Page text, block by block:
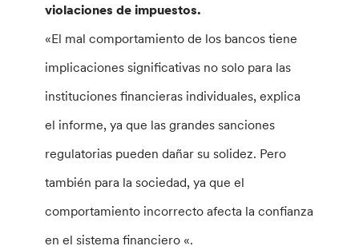
violaciones de impuestos.
«El mal comportamiento de los bancos tiene
implicaciones significativas no solo para las
instituciones financieras individuales, explica
el informe, ya que las grandes sanciones
regulatorias pueden dañar su solidez. Pero
también para la sociedad, ya que el
comportamiento incorrecto afecta la confianza
en el sistema financiero «.